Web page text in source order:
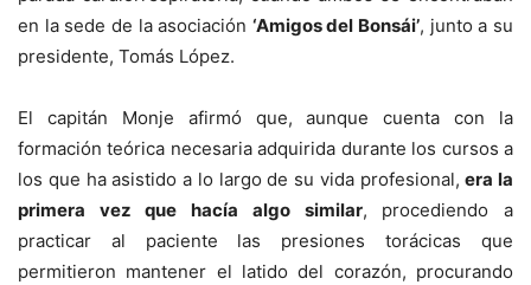
en la sede de la asociación ‘Amigos del Bonsái’, junto a su
presidente, Tomás López.
El capitán Monje afirmó que, aunque cuenta con la
formación teórica necesaria adquirida durante los cursos a
los que ha asistido a lo largo de su vida profesional,era la
primera vez que hacía algo similar, procediendo a
practicar al paciente las presiones torácicas que
permitieron mantener el latido del corazón, procurando